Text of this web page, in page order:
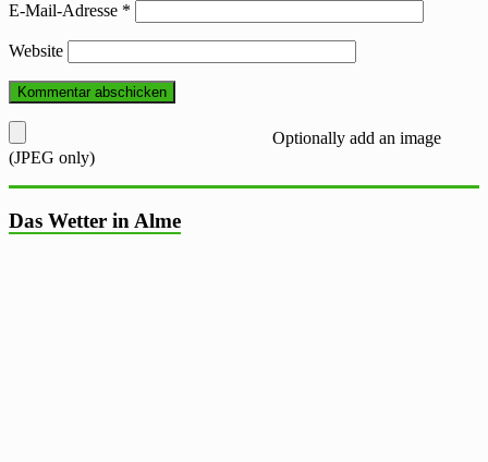
E-Mail-Adresse *
Website
Optionally add an image
(JPEG only)
Das Wetter in Alme